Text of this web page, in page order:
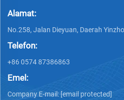
Alamat:
No.258, Jalan Dieyuan, Daerah
Telefon:
+86 0574 87386863
Emel:
Company E-mail:[email protected]